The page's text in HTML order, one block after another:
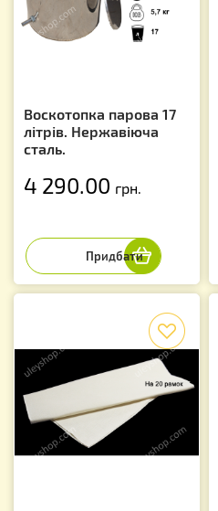
Воскотопка парова 17
літрів. Нержавіюча
сталь.
4 290.00 грн.